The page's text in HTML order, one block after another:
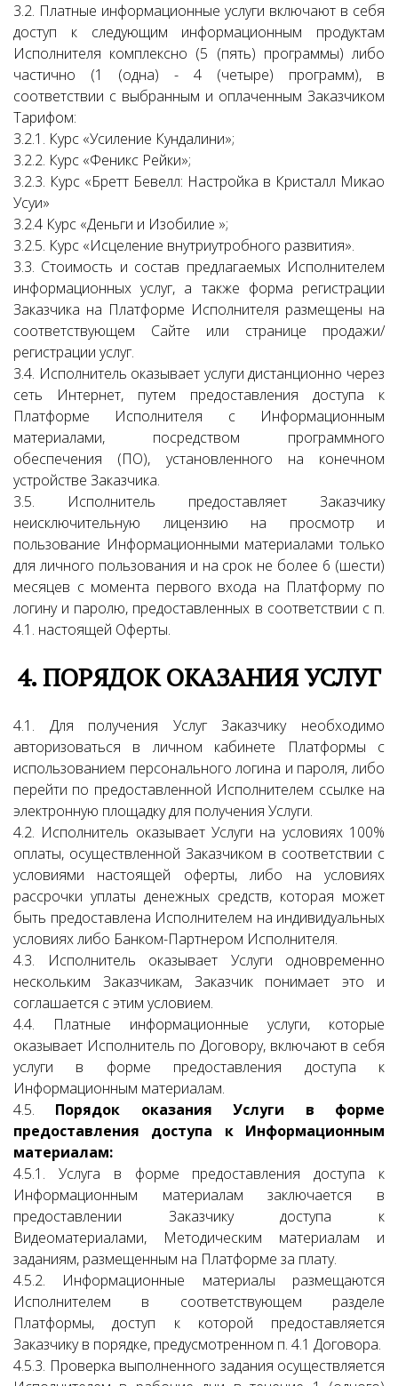
3.2. Платные информационные услуги включают в себя
доступ к следующим информационным продуктам
Исполнителя комплексно (5 (пять) программы) либо
частично (1 (одна) - 4 (четыре) программ), в
соответствии с выбранным и оплаченным Заказчиком
Тарифом:
3.2.1. Курс «Усиление Кундалини»;
3.2.2. Курс «Феникс Рейки»;
3.2.3. Курс «Бретт Бевелл: Настройка в Кристалл Микао
Усуи»
3.2.4 Курс «Деньги и Изобилие »;
3.2.5. Курс «Исцеление внутриутробного развития».
3.3. Стоимость и состав предлагаемых Исполнителем
информационных услуг, а также форма регистрации
Заказчика на Платформе Исполнителя размещены на
соответствующем Сайте или странице продажи/
регистрации услуг.
3.4. Исполнитель оказывает услуги дистанционно через
сеть Интернет, путем предоставления доступа к
Платформе Исполнителя с Информационным
материалами, посредством программного
обеспечения (ПО), установленного на конечном
устройстве Заказчика.
3.5. Исполнитель предоставляет Заказчику
неисключительную лицензию на просмотр и
пользование Информационными материалами только
для личного пользования и на срок не более 6 (шести)
месяцев с момента первого входа на Платформу по
логину и паролю, предоставленных в соответствии с п.
4.1. настоящей Оферты.
4. ПОРЯДОК ОКАЗАНИЯ УСЛУГ
4.1. Для получения Услуг Заказчику необходимо
авторизоваться в личном кабинете Платформы с
использованием персонального логина и пароля, либо
перейти по предоставленной Исполнителем ссылке на
электронную площадку для получения Услуги.
4.2. Исполнитель оказывает Услуги на условиях 100%
оплаты, осуществленной Заказчиком в соответствии с
условиями настоящей оферты, либо на условиях
рассрочки уплаты денежных средств, которая может
быть предоставлена Исполнителем на индивидуальных
условиях либо Банком-Партнером Исполнителя.
4.3. Исполнитель оказывает Услуги одновременно
нескольким Заказчикам, Заказчик понимает это и
соглашается с этим условием.
4.4. Платные информационные услуги, которые
оказывает Исполнитель по Договору, включают в себя
услуги в форме предоставления доступа к
Информационным материалам.
4.5. Порядок оказания Услуги в форме
предоставления доступа к Информационным
материалам:
4.5.1. Услуга в форме предоставления доступа к
Информационным материалам заключается в
предоставлении Заказчику доступа к
Видеоматериалами, Методическим материалам и
заданиям, размещенным на Платформе за плату.
4.5.2. Информационные материалы размещаются
Исполнителем в соответствующем разделе
Платформы, доступ к которой предоставляется
Заказчику в порядке, предусмотренном п. 4.1 Договора.
4.5.3. Проверка выполненного задания осуществляется